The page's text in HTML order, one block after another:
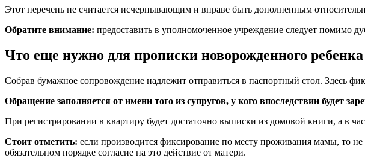
Этот перечень не считается исчерпывающим и вправе быть дополненным
Обратите внимание: предоставить в уполномоченное учреждение следует помимо
Что еще нужно для прописки новорожденного ребенка
Собрав бумажное сопровождение надлежит отправиться в паспортный стол. Здесь
Обращение заполняется от имени того из супругов, у кого впоследствии будет
При регистрировании в квартиру будет достаточно выписки из домовой книги, а в
Стоит отметить: если производится фиксирование по месту проживания мамы, то не
обязательном порядке согласие на это действие от матери.